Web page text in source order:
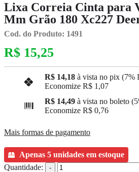
Lixa Correia Cinta para
Mm Grão 180 Xc227
Cod. do Produto: 1491
R$ 15,25
R$ 14,18 à vista no pix (7%
Economize R$ 1,07
R$ 14,49 à vista no boleto
Economize R$ 0,76
Mais formas de pagamento
Apenas 5 unidades em estoque
Quantidade:
-